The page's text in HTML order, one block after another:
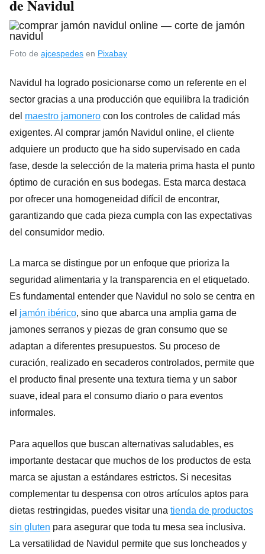
de Navidul
Foto de ajcespedes en Pixabay
Navidul ha logrado posicionarse como un referente en el
sector gracias a una producción que equilibra la tradición
del maestro jamonero con los controles de calidad más
exigentes. Al comprar jamón Navidul online, el cliente
adquiere un producto que ha sido supervisado en cada
fase, desde la selección de la materia prima hasta el punto
óptimo de curación en sus bodegas. Esta marca destaca
por ofrecer una homogeneidad difícil de encontrar,
garantizando que cada pieza cumpla con las expectativas
del consumidor medio.
La marca se distingue por un enfoque que prioriza la
seguridad alimentaria y la transparencia en el etiquetado.
Es fundamental entender que Navidul no solo se centra en
el jamón ibérico, sino que abarca una amplia gama de
jamones serranos y piezas de gran consumo que se
adaptan a diferentes presupuestos. Su proceso de
curación, realizado en secaderos controlados, permite que
el producto final presente una textura tierna y un sabor
suave, ideal para el consumo diario o para eventos
informales.
Para aquellos que buscan alternativas saludables, es
importante destacar que muchos de los productos de esta
marca se ajustan a estándares estrictos. Si necesitas
complementar tu despensa con otros artículos aptos para
dietas restringidas, puedes visitar una tienda de productos
sin gluten para asegurar que toda tu mesa sea inclusiva.
La versatilidad de Navidul permite que sus loncheados y